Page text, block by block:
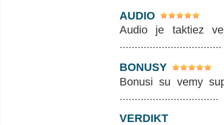
AUDIO
Audio je taktiez
..................................
BONUSY
Bonusi su vemy
.................................
VERDIKT